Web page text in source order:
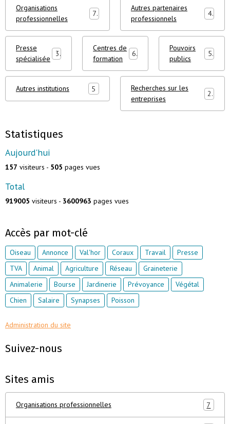
Organisations
professionnelles
7
Autres partenaires
professionnels
4
Presse
spécialisée
3
Centres de
formation
6
Pouvoirs
publics
5
Autres institutions 5
Recherches sur les
entreprises
2
Statistiques
Aujourd'hui
157 visiteurs - 505 pages vues
Total
919005 visiteurs - 3600963 pages vues
Accès par mot-clé
Oiseau Annonce Val'hor Coraux Travail
Presse
TVA
Animal Agriculture Réseau
Graineterie
Animalerie
Bourse Jardinerie Prévoyance
Végétal
Chien
Salaire Synapses Poisson
Administration du site
Suivez-nous
Sites amis
Organisations professionnelles 7